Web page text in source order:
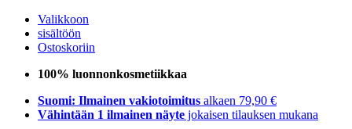
Valikkoon
sisältöön
Ostoskoriin
100% luonnonkosmetiikkaa
Suomi: Ilmainen vakiotoimitus alkaen 79,90 €
Vähintään 1 ilmainen näyte jokaisen tilauksen mukana